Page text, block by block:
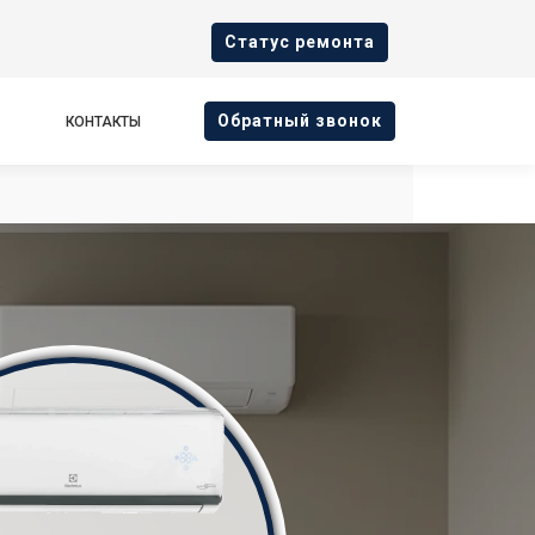
Cтатус ремонта
КОНТАКТЫ Oбратный звонок